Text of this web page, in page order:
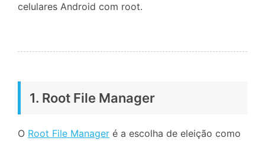
celulares Android com root.
1. Root File Manager
O Root File Manager é a escolha de eleição como